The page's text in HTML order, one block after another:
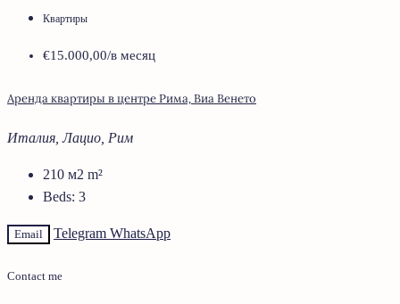
Квартиры
€15.000,00/в месяц
Аренда квартиры в центре Рима, Виа Венето
Италия, Лацио, Рим
210 м2 m²
Beds: 3
Email Telegram WhatsApp
Contact me